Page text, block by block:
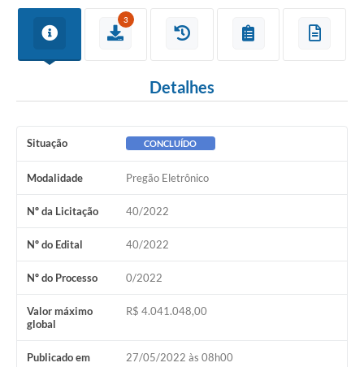
A Prefeitura
Editais
PROGRAMA DE INCUBAÇÃO DA INCUBADORA DE STARTUPS
INOVA_SÃO MATEUS DO SUL
Solicitação de Remoção 2025/2026: Instituições Escolares
Chamamento Público para Artistas Locais
Projeto Nascente Viva
Agência do Trabalhador
Previdência Complementar
3
Detalhes
Situação CONCLUÍDO
Modalidade Pregão Eletrônico
Nº da Licitação 40/2022
Nº do Edital 40/2022
Nº do Processo 0/2022
Valor máximo
global
R$ 4.041.048,00
Publicado em 27/05/2022 às 08h00